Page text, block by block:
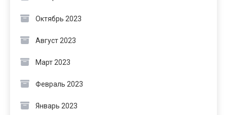
Октябрь 2023
Август 2023
Март 2023
Февраль 2023
Январь 2023